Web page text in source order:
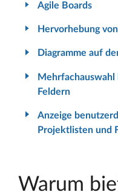
Agile Boards
Hervorhebung
Diagramme auf
Feldern
Anzeige
Projektlisten und
Warum